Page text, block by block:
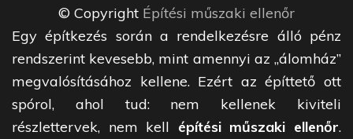
© Copyright Építési műszaki ellenőr
Egy építkezés során a rendelkezésre álló pénz
rendszerint kevesebb, mint amennyi az „álomház”
megvalósításához kellene. Ezért az építtető ott
spórol, ahol tud: nem kellenek kiviteli
részlettervek, nem kell építési műszaki ellenőr.